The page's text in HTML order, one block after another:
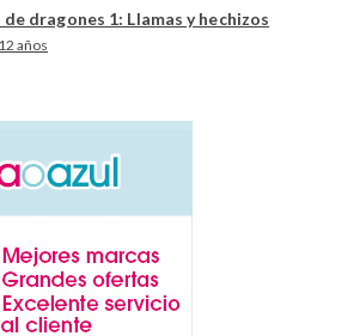
dragones 1: Llamas y hechizos
años